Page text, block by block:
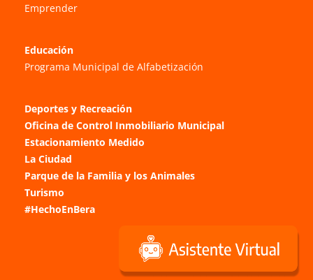
Emprender
Educación
Programa Municipal de Alfabetización
Deportes y Recreación
Oficina de Control Inmobiliario Municipal
Estacionamiento Medido
La Ciudad
Parque de la Familia y los Animales
Turismo
#HechoEnBera